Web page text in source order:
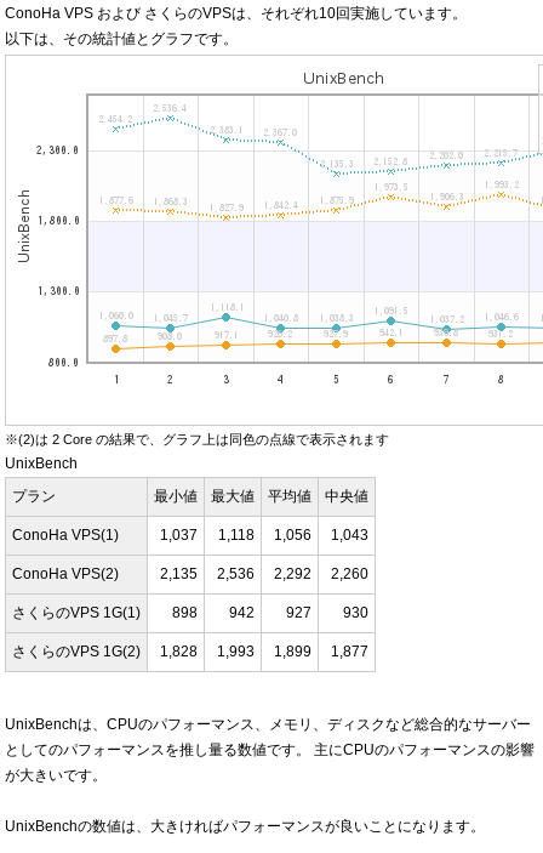
ConoHa VPS および さくらのVPSは、それぞれ10回実施しています。
以下は、その統計値とグラフです。
※(2)は 2 Core の結果で、グラフ上は同色の点線で表示されます
UnixBench
プラン
最小値 最大値 平均値 中央値
ConoHa VPS(1) 1,037 1,118 1,056 1,043
ConoHa VPS(2) 2,135 2,536 2,292 2,260
さくらのVPS 1G(1) 898 942 927 930
さくらのVPS 1G(2) 1,828 1,993 1,899 1,877
UnixBenchは、CPUのパフォーマンス、メモリ、ディスクなど総合的なサーバー
としてのパフォーマンスを推し量る数値です。 主にCPUのパフォーマンスの影響
が大きいです。
UnixBenchの数値は、大きければパフォーマンスが良いことになります。